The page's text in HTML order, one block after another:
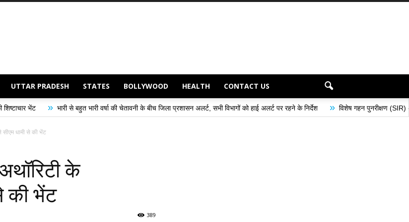
UTTAR PRADESH STATES BOLLYWOOD HEALTH CONTACT US
से बहुत भारी वर्षा की चेतावनी के बीच जिला प्रशासन अलर्ट, सभी विभागों को हाई अलर्ट पर रहने के निर्देश » विशेष गहन पुनरीक्षण (SIR) अभियान के अंतर्गत मतदान
धामी से की भेंट
के
की भेंट
389